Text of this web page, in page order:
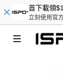
首下載領
立刻使用官